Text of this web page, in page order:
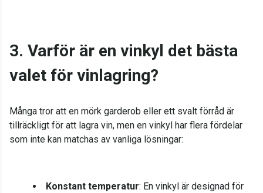
3. Varför är en vinkyl det bästa
valet för vinlagring?
Många tror att en mörk garderob eller ett svalt förråd är
tillräckligt för att lagra vin, men en vinkyl har flera fördelar
som inte kan matchas av vanliga lösningar:
Konstant temperatur: En vinkyl är designad för